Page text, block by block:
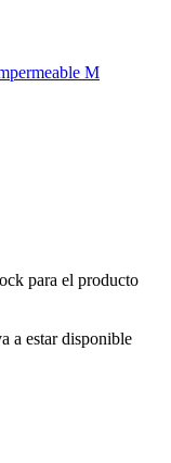
para el producto
a estar disponible